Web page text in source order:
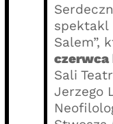
spektakl
Salem”,
czerwca
Sali
Jerzego